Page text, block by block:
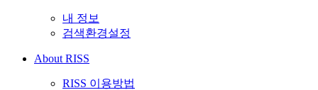
내 정보
검색환경설정
About RISS
RISS 이용방법